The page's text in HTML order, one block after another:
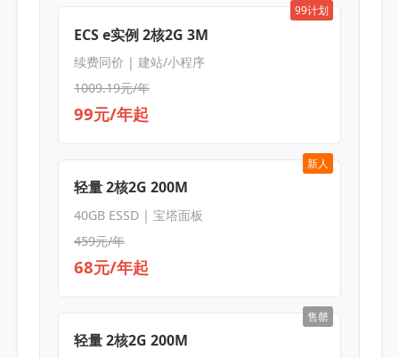
99计划
ECS e实例 2核2G 3M
续费同价 | 建站/小程序
1009.19元/年
99元/年起
新人
轻量 2核2G 200M
40GB ESSD | 宝塔面板
459元/年
68元/年起
售罄
轻量 2核2G 200M